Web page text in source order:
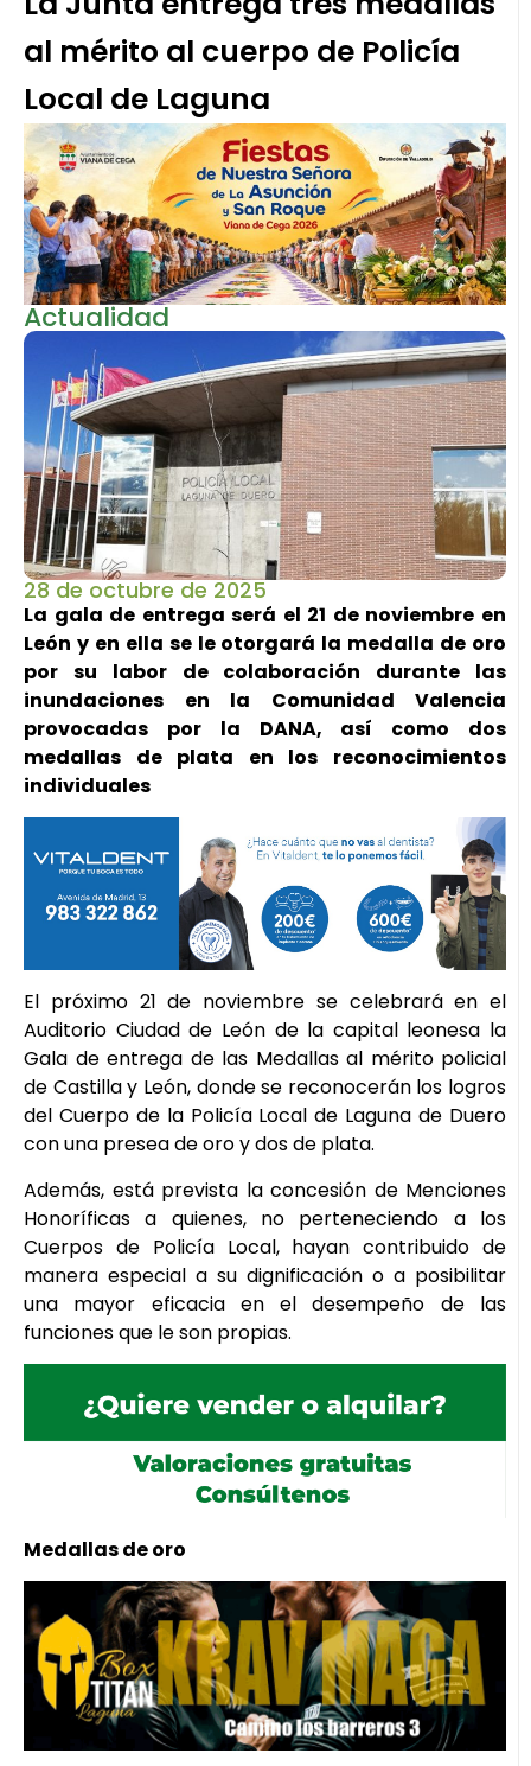
al mérito al cuerpo de Policía
Local de Laguna
Actualidad
28 de octubre de 2025
La gala de entrega será el 21 de noviembre en
León y en ella se le otorgará la medalla de oro
por su labor de colaboración durante las
inundaciones en la Comunidad Valencia
provocadas por la DANA, así como dos
medallas de plata en los reconocimientos
individuales
El próximo 21 de noviembre se celebrará en el
Auditorio Ciudad de León de la capital leonesa la
Gala de entrega de las Medallas al mérito policial
de Castilla y León, donde se reconocerán los logros
del Cuerpo de la Policía Local de Laguna de Duero
con una presea de oro y dos de plata.
Además, está prevista la concesión de Menciones
Honoríficas a quienes, no perteneciendo a los
Cuerpos de Policía Local, hayan contribuido de
manera especial a su dignificación o a posibilitar
una mayor eficacia en el desempeño de las
funciones que le son propias.
Medallas de oro